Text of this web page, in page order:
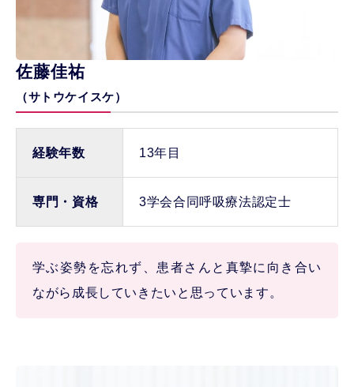
佐藤佳祐
（サトウケイスケ）
経験年数 13年目
専門・資格 3学会合同呼吸療法認定士
学ぶ姿勢を忘れず、患者さんと真摯に向き合い
ながら成長していきたいと思っています。